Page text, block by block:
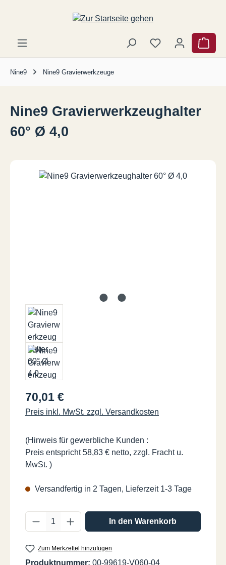
Zum Hauptinhalt springen
Nine9 Nine9 Gravierwerkzeuge
Nine9 Gravierwerkzeughalter
60° Ø 4,0
Regulärer Preis:
70,01 €
Preis inkl. MwSt. zzgl. Versandkosten
(Hinweis für gewerbliche Kunden :
Preis entspricht 58,83 € netto, zzgl. Fracht u.
MwSt. )
Versandfertig in 2 Tagen, Lieferzeit 1-3 Tage
Produkt Anzahl: Gib den gewünschten
In den Warenkorb
Zum Merkzettel hinzufügen
Produktnummer: 00-99619-V060-04